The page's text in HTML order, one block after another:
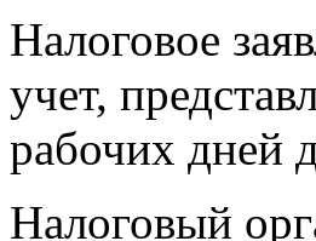
Налоговое
учет,
рабочих дней
Налоговый